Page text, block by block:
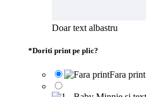
Doar text albastru
*Doriti print pe plic?
Fara print